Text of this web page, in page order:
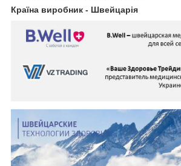
Країна виробник - Швейцарія